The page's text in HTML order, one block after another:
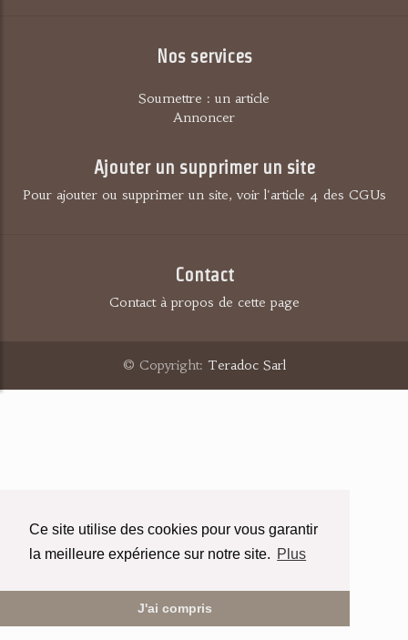
Ce site utilise des cookies pour vous garantir
la meilleure expérience sur notre site. Plus
J'ai compris
Nos services
Soumettre : un article
Annoncer
Ajouter un supprimer un site
Pour ajouter ou supprimer un site, voir l'article 4 des CGUs
Contact
Contact à propos de cette page
© Copyright: Teradoc Sarl